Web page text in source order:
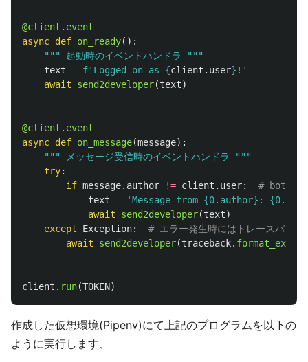
@client.event
async def on_ready():
"""
起動時のイベントハンドラ
"""
text = f' Logged on as {client . user} ! '
await
send2developer(text)
@client.event
async def on_message(message):
"""
メッセージ受信時のイベントハンドラ
"""
try:
if message. author != client . user:
text = 'Message from {0.author}:
await
send2developer(text)
except
Exception:
await
send2developer(traceback. format_exc
client . run(TOKEN)
作成した仮想環境(Pipenv)にて上記のプログラムを以下の
ように実行します、